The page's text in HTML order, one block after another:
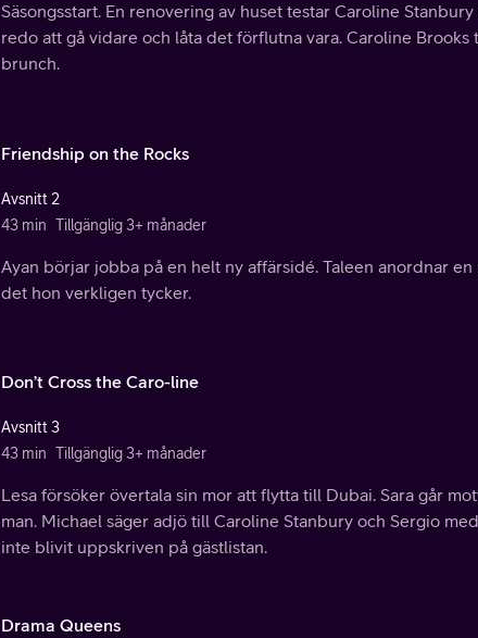
Säsongsstart. En renovering av huset testar Caroline
redo att gå vidare och låta det förflutna vara. Caroline Brooks
brunch.
Friendship on the Rocks
Avsnitt 2
43 min Tillgänglig 3+ månader
Ayan börjar jobba på en helt ny affärsidé. Taleen anordnar
det hon verkligen tycker.
Don’t Cross the Caro-line
Avsnitt 3
43 min Tillgänglig 3+ månader
Lesa försöker övertala sin mor att flytta till Dubai. Sara går
man. Michael säger adjö till Caroline Stanbury och Sergio
inte blivit uppskriven på gästlistan.
Drama Queens